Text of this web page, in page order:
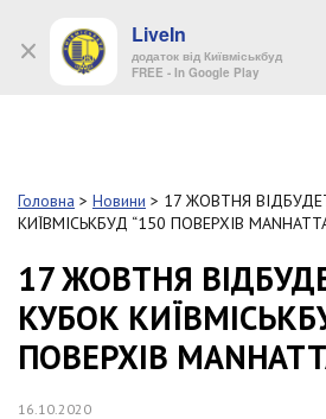
Головна > Новини > 17 ЖОВТНЯ
КИЇВМІСЬКБУД “150 ПОВЕРХІВ
17 ЖОВТНЯ
КУБОК
ПОВЕРХІВ
16.10.2020
LiveIn
додаток від Київміськбуд
FREE - In Google Play